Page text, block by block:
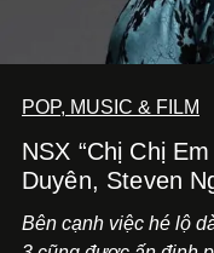
POP, MUSIC & FILM
NSX “Chị Chị
Duyên, Steven
Bên cạnh việc hé lộ